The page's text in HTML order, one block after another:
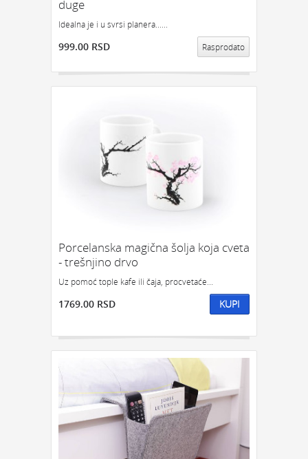
duge
Idealna je i u svrsi planera......
999.00 RSD Rasprodato
Porcelanska magična šolja koja cveta
- trešnjino drvo
Uz pomoć tople kafe ili čaja, procvetaće...
1769.00 RSD KUPI